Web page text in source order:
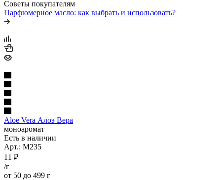
Советы покупателям
Парфюмерное масло: как выбрать и использовать?
Aloe Vera Алоэ Вера
моноаромат
Есть в наличии
Арт.: M235
11 ₽
/г
от 50 до 499 г